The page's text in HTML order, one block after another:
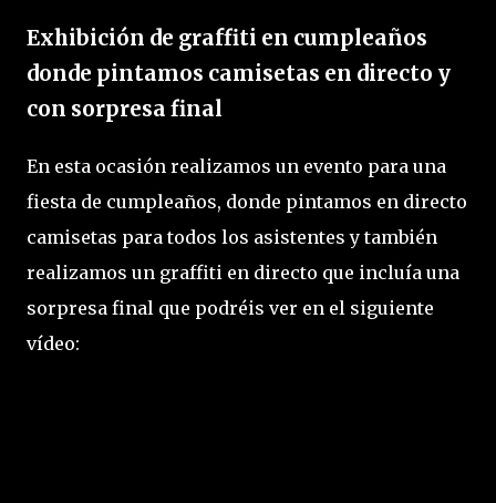
Exhibición de graffiti en cumpleaños
donde pintamos camisetas en directo y
con sorpresa final
En esta ocasión realizamos un evento para una
fiesta de cumpleaños, donde pintamos en directo
camisetas para todos los asistentes y también
realizamos un graffiti en directo que incluía una
sorpresa final que podréis ver en el siguiente
vídeo: